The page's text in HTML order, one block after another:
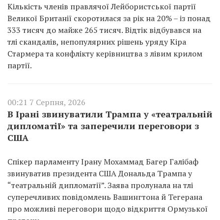
Кількість членів правлячої Лейбористської партії
Великої Британії скоротилася за рік на 20% – із понад
333 тисяч до майже 265 тисяч. Відтік відбувався на
тлі скандалів, непопулярних рішень уряду Кіра
Стармера та конфлікту керівництва з лівим крилом
партії.
00:21 7 Серпня, 2026
В Ірані звинуватили Трампа у «театральній
дипломатії» та заперечили переговори з
США
Спікер парламенту Ірану Мохаммад Багер Галібаф
звинуватив президента США Дональда Трампа у
“театральній дипломатії”. Заява пролунала на тлі
суперечливих повідомлень Вашингтона й Тегерана
про можливі переговори щодо відкриття Ормузької